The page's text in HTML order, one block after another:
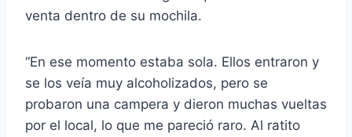
venta dentro de su mochila.
“En ese momento estaba sola. Ellos entraron y
se los veía muy alcoholizados, pero se
probaron una campera y dieron muchas vueltas
por el local, lo que me pareció raro. Al ratito